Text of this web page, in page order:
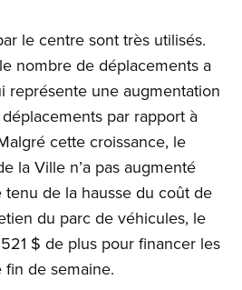
le centre sont très utilisés.
nombre de déplacements a
représente une augmentation
par rapport à
cette croissance, le
la Ville n’a pas augmenté
de la hausse du coût de
du parc de véhicules, le
$ de plus pour financer les
de semaine.